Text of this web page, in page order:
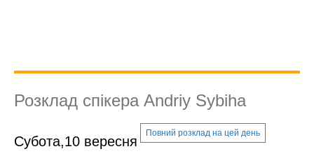
Розклад спікера Andriy Sybiha
Субота,10 вересня
Повний розклад на цей день